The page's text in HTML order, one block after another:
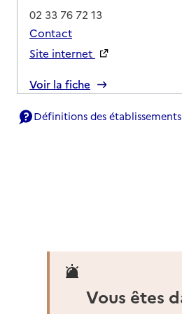
02 33 76 72 13
Contact
Site internet
Voir la fiche
Source des données : Finess n°
Mis à jour le : 22/07/2026
02 33 17 25 04
Contact
Rapport HAS
Définitions des
Vous êtes